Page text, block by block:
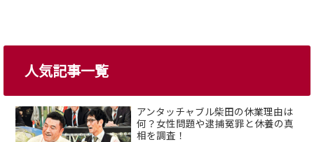
人気記事一覧
アンタッチャブル柴田の休業理由は
何？女性問題や逮捕冤罪と休養の真
相を調査！